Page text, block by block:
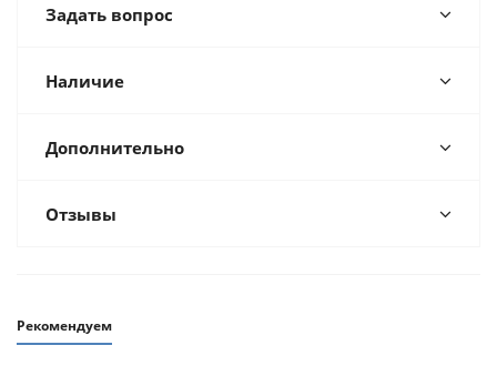
Задать вопрос
Наличие
Дополнительно
Отзывы
Рекомендуем